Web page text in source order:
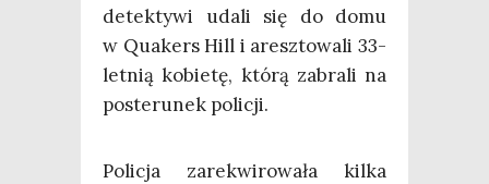
detek­ty­wi uda­li się do domu
w Quakers Hill i aresz­to­wa­li 33-
let­nią kobie­tę, któ­rą zabra­li na
poste­ru­nek policji.
Poli­cja zare­kwi­ro­wa­ła kil­ka